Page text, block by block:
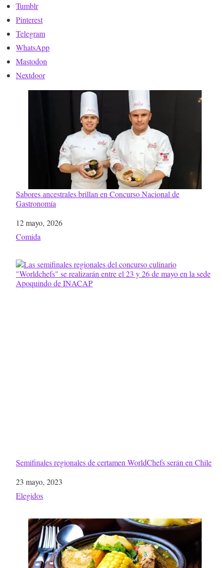
Tumblr
Pinterest
Telegram
WhatsApp
Mastodon
Nextdoor
Sabores ancestrales brillan en Concurso Nacional de
Gastronomía
Fecha
12 mayo, 2026
Respecto a
Comida
Semifinales regionales de certamen WorldChefs serán en Chile
Fecha
23 mayo, 2023
Respecto a
Elegidos